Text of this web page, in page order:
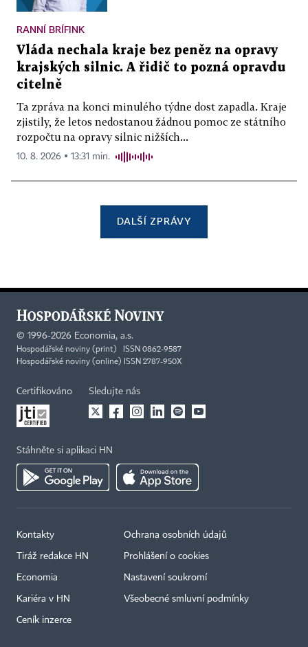
RANNÍ BRÍFINK
Vláda nechala kraje bez peněz na opravy
krajských silnic. A řidič to pozná opravdu
citelně
Ta zpráva na konci minulého týdne dost zapadla. Kraje
zjistily, že letos nedostanou žádnou pomoc ze státního
rozpočtu na opravy silnic nižších...
10. 8. 2026 ▪ 13:31 min.
DALŠÍ ZPRÁVY
© 1996-2026 Economia, a.s.
Hospodářské noviny (print) ISSN 0862-9587
Hospodářské noviny (online) ISSN 2787-950X
Certifikováno Sledujte nás
Stáhněte si aplikaci HN
Kontakty
Tiráž redakce HN
Economia
Kariéra v HN
Ceník inzerce
Ochrana osobních údajů
Prohlášení o cookies
Nastavení soukromí
Všeobecné smluvní podmínky